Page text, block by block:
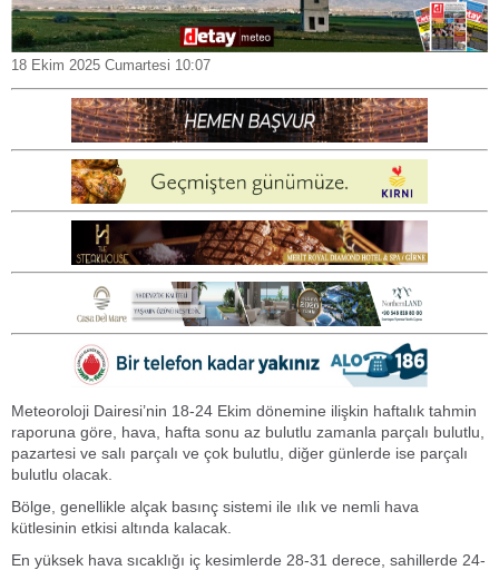
18 Ekim 2025 Cumartesi 10:07
Meteoroloji Dairesi’nin 18-24 Ekim dönemine ilişkin haftalık tahmin
raporuna göre, hava, hafta sonu az bulutlu zamanla parçalı bulutlu,
pazartesi ve salı parçalı ve çok bulutlu, diğer günlerde ise parçalı
bulutlu olacak.
Bölge, genellikle alçak basınç sistemi ile ılık ve nemli hava
kütlesinin etkisi altında kalacak.
En yüksek hava sıcaklığı iç kesimlerde 28-31 derece, sahillerde 24-